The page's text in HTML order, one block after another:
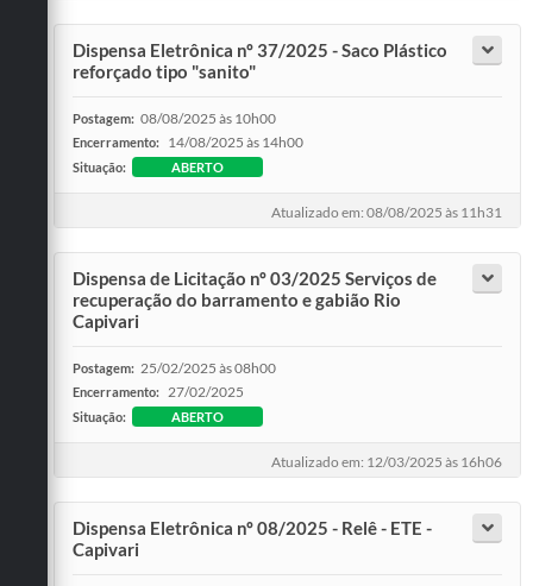
Dispensa Eletrônica nº 37/2025 - Saco Plástico
reforçado tipo "sanito"
Postagem: 08/08/2025 às 10h00
Encerramento: 14/08/2025 às 14h00
Situação: ABERTO
Atualizado em: 08/08/2025 às 11h31
Dispensa de Licitação nº 03/2025 Serviços de
recuperação do barramento e gabião Rio
Capivari
Postagem: 25/02/2025 às 08h00
Encerramento: 27/02/2025
Situação: ABERTO
Atualizado em: 12/03/2025 às 16h06
Dispensa Eletrônica nº 08/2025 - Relê - ETE -
Capivari